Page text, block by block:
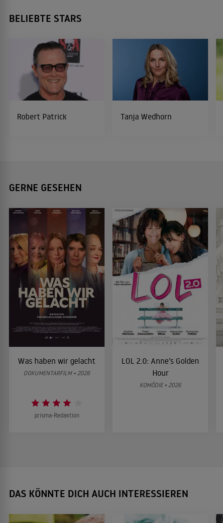
BELIEBTE STARS
Robert Patrick Tanja Wedhorn
GERNE GESEHEN
Was haben wir gelacht
DOKUMENTARFILM • 2026
prisma-Redaktion
LOL 2.0: Anne’s Golden
Hour
KOMÖDIE • 2026
DAS KÖNNTE DICH AUCH INTERESSIEREN